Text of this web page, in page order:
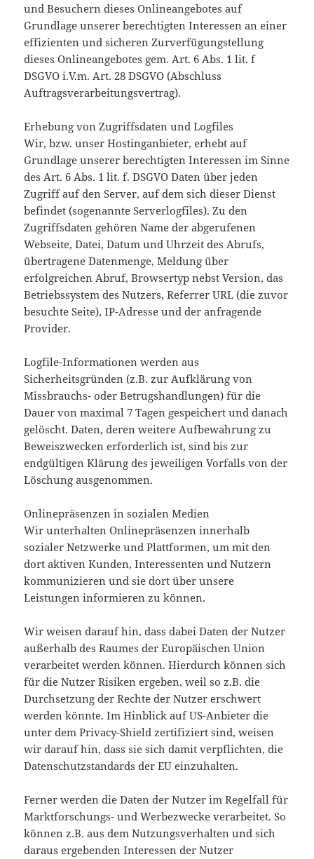
und Besuchern dieses Onlineangebotes auf
Grundlage unserer berechtigten Interessen an einer
effizienten und sicheren Zurverfügungstellung
dieses Onlineangebotes gem. Art. 6 Abs. 1 lit. f
DSGVO i.V.m. Art. 28 DSGVO (Abschluss
Auftragsverarbeitungsvertrag).
Erhebung von Zugriffsdaten und Logfiles
Wir, bzw. unser Hostinganbieter, erhebt auf
Grundlage unserer berechtigten Interessen im Sinne
des Art. 6 Abs. 1 lit. f. DSGVO Daten über jeden
Zugriff auf den Server, auf dem sich dieser Dienst
befindet (sogenannte Serverlogfiles). Zu den
Zugriffsdaten gehören Name der abgerufenen
Webseite, Datei, Datum und Uhrzeit des Abrufs,
übertragene Datenmenge, Meldung über
erfolgreichen Abruf, Browsertyp nebst Version, das
Betriebssystem des Nutzers, Referrer URL (die zuvor
besuchte Seite), IP-Adresse und der anfragende
Provider.
Logfile-Informationen werden aus
Sicherheitsgründen (z.B. zur Aufklärung von
Missbrauchs- oder Betrugshandlungen) für die
Dauer von maximal 7 Tagen gespeichert und danach
gelöscht. Daten, deren weitere Aufbewahrung zu
Beweiszwecken erforderlich ist, sind bis zur
endgültigen Klärung des jeweiligen Vorfalls von der
Löschung ausgenommen.
Onlinepräsenzen in sozialen Medien
Wir unterhalten Onlinepräsenzen innerhalb
sozialer Netzwerke und Plattformen, um mit den
dort aktiven Kunden, Interessenten und Nutzern
kommunizieren und sie dort über unsere
Leistungen informieren zu können.
Wir weisen darauf hin, dass dabei Daten der Nutzer
außerhalb des Raumes der Europäischen Union
verarbeitet werden können. Hierdurch können sich
für die Nutzer Risiken ergeben, weil so z.B. die
Durchsetzung der Rechte der Nutzer erschwert
werden könnte. Im Hinblick auf US-Anbieter die
unter dem Privacy-Shield zertifiziert sind, weisen
wir darauf hin, dass sie sich damit verpflichten, die
Datenschutzstandards der EU einzuhalten.
Ferner werden die Daten der Nutzer im Regelfall für
Marktforschungs- und Werbezwecke verarbeitet. So
können z.B. aus dem Nutzungsverhalten und sich
daraus ergebenden Interessen der Nutzer